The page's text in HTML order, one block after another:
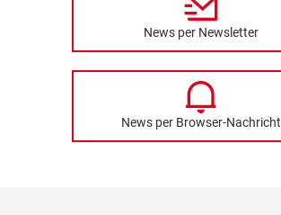
News per Newsletter
News per Browser-Nachricht